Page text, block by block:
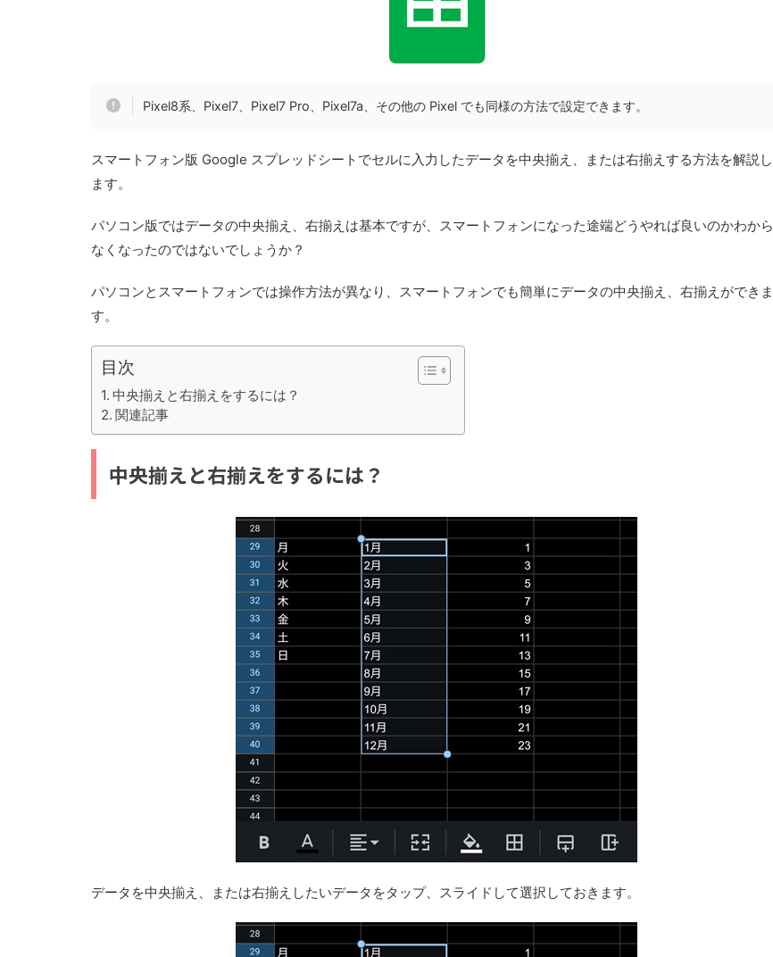
Pixel8系、Pixel7、Pixel7 Pro、Pixel7a、その他の Pixel でも同様の方法で設定できます。
スマートフォン版 Google スプレッドシートでセルに入力したデータを中央揃え、または右揃えする方法を解説し
ます。
パソコン版ではデータの中央揃え、右揃えは基本ですが、スマートフォンになった途端どうやれば良いのかわから
なくなったのではないでしょうか？
パソコンとスマートフォンでは操作方法が異なり、スマートフォンでも簡単にデータの中央揃え、右揃えができま
す。
目次
中央揃えと右揃えをするには？
関連記事
中央揃えと右揃えをするには？
データを中央揃え、または右揃えしたいデータをタップ、スライドして選択しておきます。